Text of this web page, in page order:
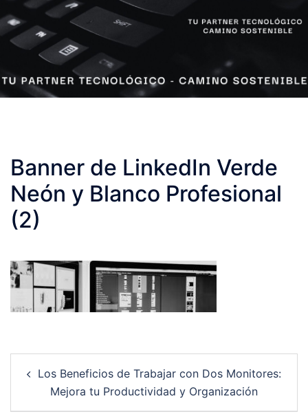
Banner de LinkedIn Verde
Neón y Blanco Profesional
(2)
navigation
Los Beneficios de Trabajar con Dos Monitores:
Mejora tu Productividad y Organización